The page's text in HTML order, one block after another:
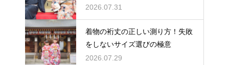
2026.07.31
着物の裄丈の正しい測り方！失敗
をしないサイズ選びの極意
2026.07.29